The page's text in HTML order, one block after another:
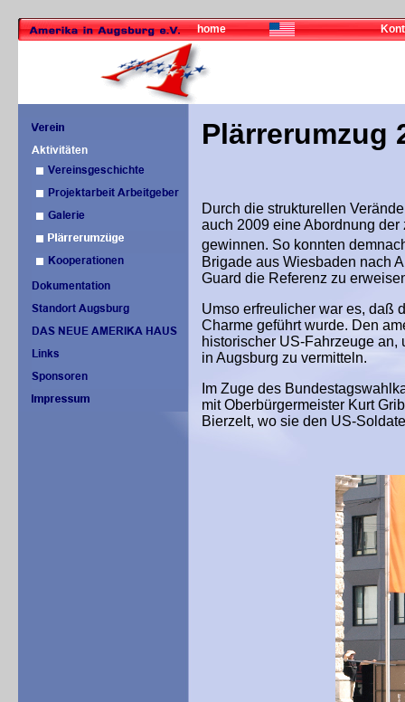
home
Plärrerumzug
Durch die strukturellen
auch 2009 eine Abordnung
gewinnen. So konnten
Brigade aus Wiesbaden nach
Guard die Referenz zu
Umso erfreulicher war es, daß
Charme geführt wurde. Den
historischer US-Fahrzeuge
in Augsburg zu vermitteln.
Im Zuge des
mit Oberbürgermeister Kurt
Bierzelt, wo sie den US-